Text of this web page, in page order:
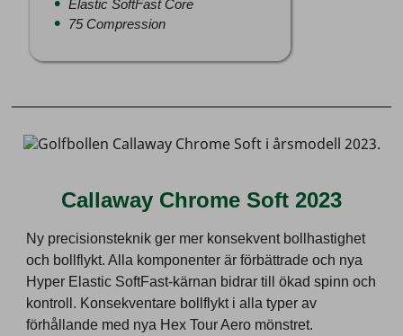
Elastic SoftFast Core
75 Compression
Callaway Chrome Soft 2023
Ny precisionsteknik ger mer konsekvent bollhastighet
och bollflykt. Alla komponenter är förbättrade och nya
Hyper Elastic SoftFast-kärnan bidrar till ökad spinn och
kontroll. Konsekventare bollflykt i alla typer av
förhållande med nya Hex Tour Aero mönstret.